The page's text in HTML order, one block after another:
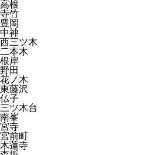
高根
寺竹
豊岡
中神
西三ツ木
二本木
根岸
野田
花ノ木
東藤沢
仏子
三ツ木台
南峯
宮寺
宮前町
木蓮寺